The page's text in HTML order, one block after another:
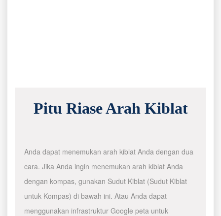
Pitu Riase Arah Kiblat
Anda dapat menemukan arah kiblat Anda dengan dua
cara. Jika Anda ingin menemukan arah kiblat Anda
dengan kompas, gunakan Sudut Kiblat (Sudut Kiblat
untuk Kompas) di bawah ini. Atau Anda dapat
menggunakan infrastruktur Google peta untuk